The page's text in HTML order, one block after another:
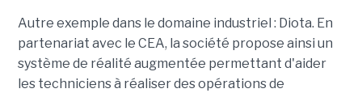
Autre exemple dans le domaine industriel : Diota. En
partenariat avec le CEA, la société propose ainsi un
système de réalité augmentée permettant d'aider
les techniciens à réaliser des opérations de